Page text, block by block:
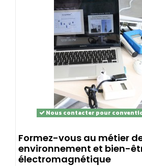
Nous contacter pour
Formez-vous au métier
environnement et bien-
électromagnétique